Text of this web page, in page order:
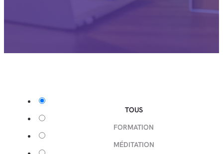
TOUS
FORMATION
MÉDITATION